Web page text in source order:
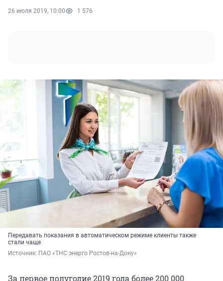
26 июля 2019, 10:00 1 576
Передавать показания в автоматическом режиме клиенты также
стали чаще
Источник: ПАО «ТНС энерго Ростов-на-Дону»
За первое полугодие 2019 года более 200 000